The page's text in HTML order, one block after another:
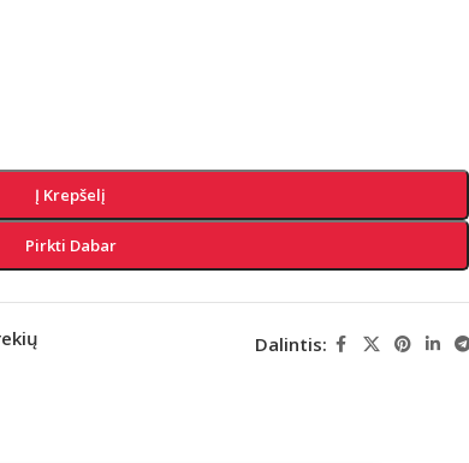
Į Krepšelį
Pirkti Dabar
Dalintis: